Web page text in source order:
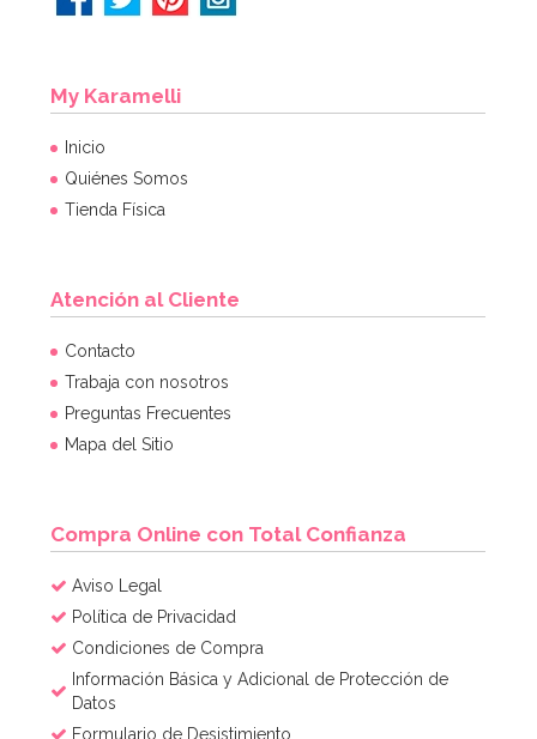
My Karamelli
Inicio
Quiénes Somos
Tienda Física
Atención al Cliente
Contacto
Trabaja con nosotros
Preguntas Frecuentes
Mapa del Sitio
Compra Online con Total Confianza
Aviso Legal
Política de Privacidad
Condiciones de Compra
Información Básica y Adicional de Protección de
Datos
Formulario de Desistimiento